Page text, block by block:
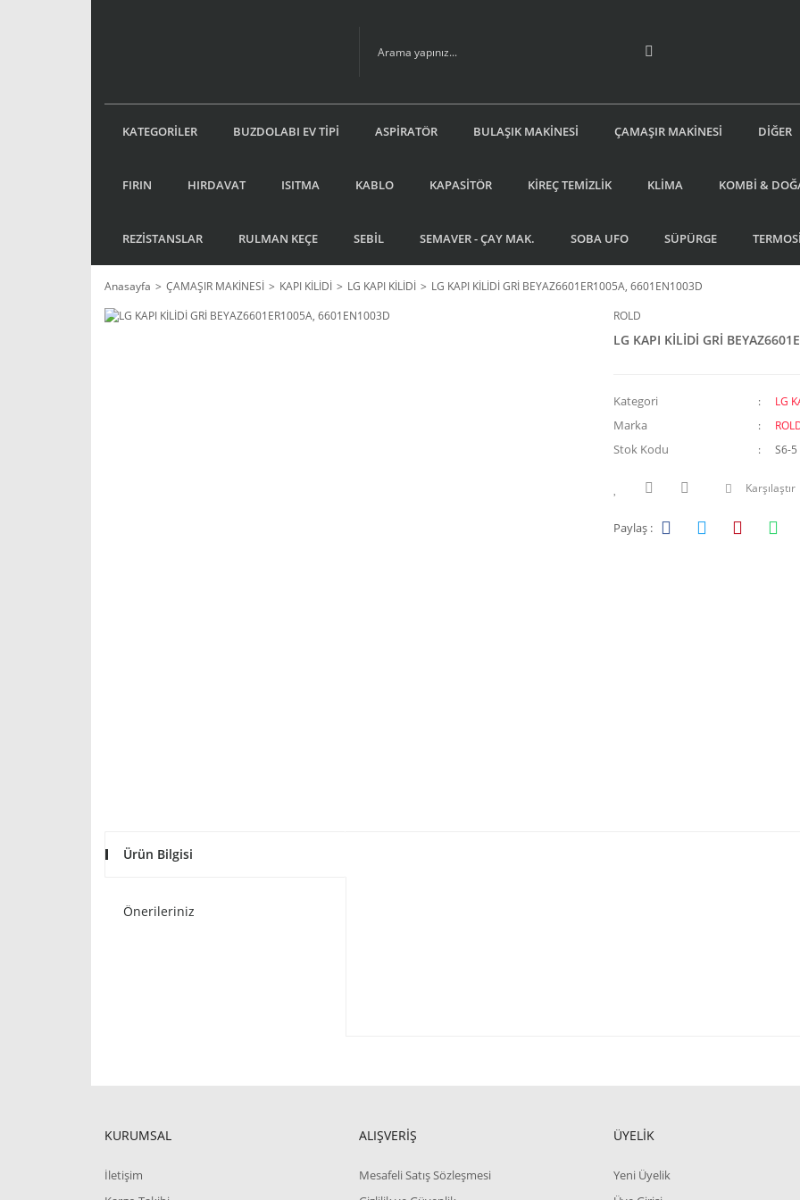
KATEGORİLER BUZDOLABI EV TİPİ ASPİRATÖR BULAŞIK MAKİNESİ ÇAMAŞIR MAKİNESİ DİĞER
FIRIN HIRDAVAT ISITMA KABLO KAPASİTÖR KİREÇ TEMİZLİK KLİMA KOMBİ &
REZİSTANSLAR RULMAN KEÇE SEBİL SEMAVER - ÇAY MAK. SOBA UFO SÜPÜRGE
Anasayfa ÇAMAŞIR MAKİNESİ KAPI KİLİDİ LG KAPI KİLİDİ
LG KAPI KİLİDİ GRİ BEYAZ6601ER1005A, 6601EN1003D
ROLD
LG KAPI KİLİDİ GRİ
Kategori LG
Marka
Stok Kodu S6-5
Karşılaştır
Paylaş :
Ürün Bilgisi
Önerileriniz
KURUMSAL
İletişim
ALIŞVERİŞ
Mesafeli Satış Sözleşmesi
ÜYELİK
Yeni Üyelik